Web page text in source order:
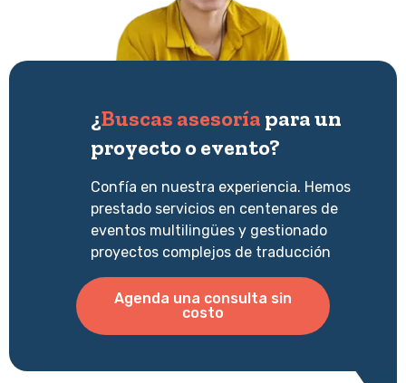
¿Buscas asesoría para un
proyecto o evento?
Confía en nuestra experiencia. Hemos
prestado servicios en centenares de
eventos multilingües y gestionado
proyectos complejos de traducción
Agenda una consulta sin
costo